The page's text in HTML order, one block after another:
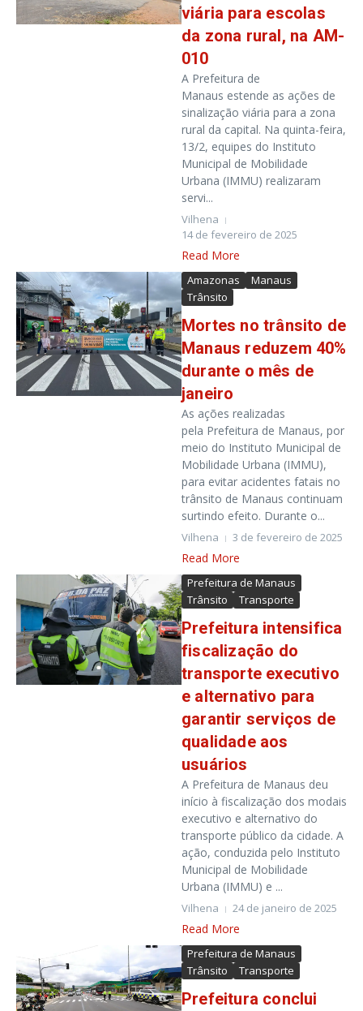
viária para escolas
da zona rural, na AM-
010
A Prefeitura de
Manaus estende as ações de
sinalização viária para a zona
rural da capital. Na quinta-feira,
13/2, equipes do Instituto
Municipal de Mobilidade
Urbana (IMMU) realizaram
servi...
Vilhena
14 de fevereiro de 2025
Read More
Amazonas
Manaus
Trânsito
Mortes no trânsito de
Manaus reduzem 40%
durante o mês de
janeiro
As ações realizadas
pela Prefeitura de Manaus, por
meio do Instituto Municipal de
Mobilidade Urbana (IMMU),
para evitar acidentes fatais no
trânsito de Manaus continuam
surtindo efeito. Durante o...
Vilhena 3 de fevereiro de 2025
Read More
Prefeitura de Manaus
Trânsito
Transporte
Prefeitura intensifica
fiscalização do
transporte executivo
e alternativo para
garantir serviços de
qualidade aos
usuários
A Prefeitura de Manaus deu
início à fiscalização dos modais
executivo e alternativo do
transporte público da cidade. A
ação, conduzida pelo Instituto
Municipal de Mobilidade
Urbana (IMMU) e ...
Vilhena 24 de janeiro de 2025
Read More
Prefeitura de Manaus
Trânsito
Transporte
Prefeitura conclui